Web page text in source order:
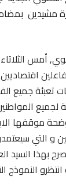
أمس
تعبئة جميع
لجميع
موقفها
و التي
صرح بهذا